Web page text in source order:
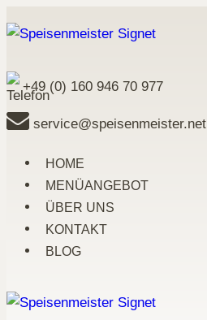
Inhalt
+49 (0) 160 946 70 977
service@speisenmeister.net
HOME
MENÜANGEBOT
ÜBER UNS
KONTAKT
BLOG